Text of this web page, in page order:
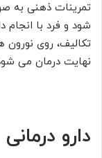
تمرینات ذهنی به
شود و فرد با انجام
تکالیف، روی نورون
نهایت درمان می
دارو درمانی